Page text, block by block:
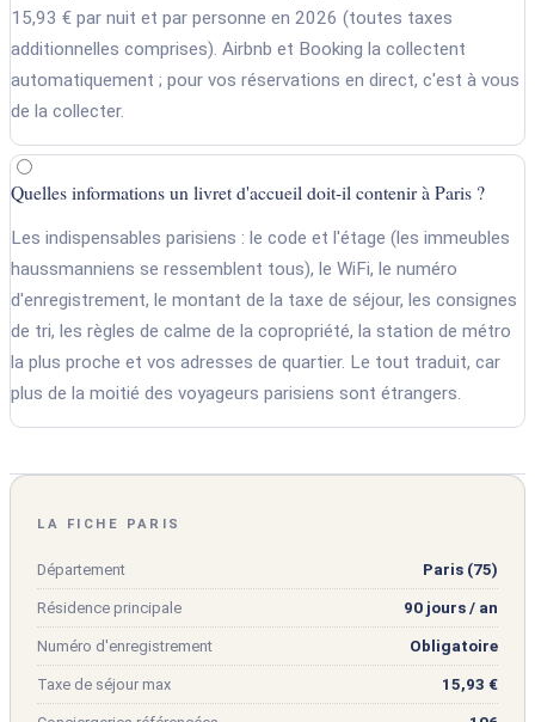
15,93 € par nuit et par personne en 2026 (toutes taxes
additionnelles comprises). Airbnb et Booking la collectent
automatiquement ; pour vos réservations en direct, c'est à vous
de la collecter.
Quelles informations un livret d'accueil doit-il contenir à Paris ?
Les indispensables parisiens : le code et l'étage (les immeubles
haussmanniens se ressemblent tous), le WiFi, le numéro
d'enregistrement, le montant de la taxe de séjour, les consignes
de tri, les règles de calme de la copropriété, la station de métro
la plus proche et vos adresses de quartier. Le tout traduit, car
plus de la moitié des voyageurs parisiens sont étrangers.
LA FICHE PARIS
Département Paris (75)
Résidence principale 90 jours / an
Numéro d'enregistrement Obligatoire
Taxe de séjour max 15,93 €